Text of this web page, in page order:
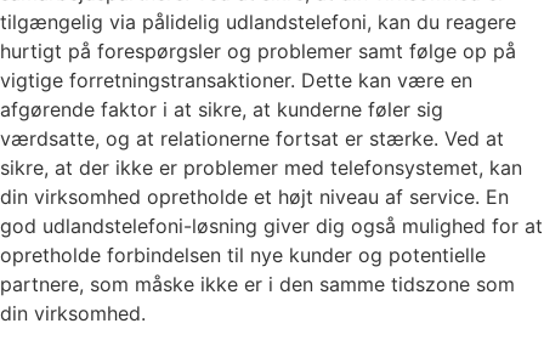
tilgængelig via pålidelig udlandstelefoni, kan du reagere
hurtigt på forespørgsler og problemer samt følge op på
vigtige forretningstransaktioner. Dette kan være en
afgørende faktor i at sikre, at kunderne føler sig
værdsatte, og at relationerne fortsat er stærke. Ved at
sikre, at der ikke er problemer med telefonsystemet, kan
din virksomhed opretholde et højt niveau af service. En
god udlandstelefoni-løsning giver dig også mulighed for at
opretholde forbindelsen til nye kunder og potentielle
partnere, som måske ikke er i den samme tidszone som
din virksomhed.